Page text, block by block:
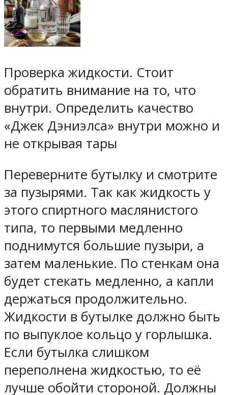
Проверка жидкости. Стоит
обратить внимание на то, что
внутри. Определить качество
«Джек Дэниэлса» внутри можно и
не открывая тары
Переверните бутылку и смотрите
за пузырями. Так как жидкость у
этого спиртного маслянистого
типа, то первыми медленно
поднимутся большие пузыри, а
затем маленькие. По стенкам она
будет стекать медленно, а капли
держаться продолжительно.
Жидкости в бутылке должно быть
по выпуклое кольцо у горлышка.
Если бутылка слишком
переполнена жидкостью, то её
лучше обойти стороной. Должны